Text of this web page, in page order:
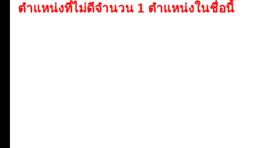
ตำแหน่งที่ไม่ดีจำนวน 1 ตำแหน่งในชื่อนี้